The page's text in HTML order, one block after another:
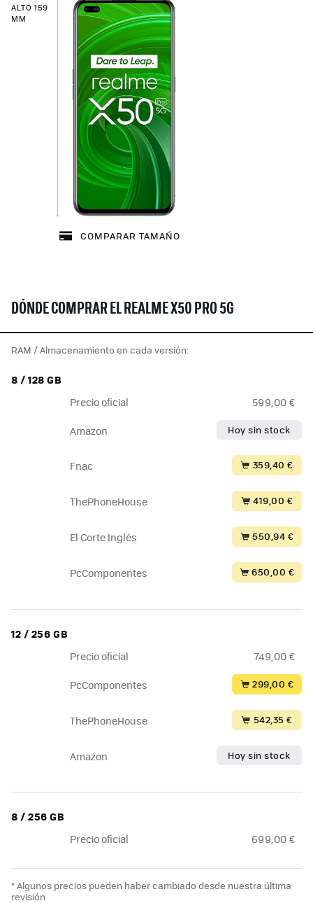
ALTO 159
MM
COMPARAR TAMAÑO
DÓNDE COMPRAR EL REALME X50 PRO 5G
RAM / Almacenamiento en cada versión:
8 / 128 GB
Precio oficial 599,00 €
Amazon Hoy sin stock
Fnac 359,40 €
ThePhoneHouse 419,00 €
El Corte Inglés 550,94 €
PcComponentes 650,00 €
12 / 256 GB
Precio oficial 749,00 €
PcComponentes 299,00 €
ThePhoneHouse 542,35 €
Amazon Hoy sin stock
8 / 256 GB
Precio oficial 699,00 €
* Algunos precios pueden haber cambiado desde nuestra última
revisión